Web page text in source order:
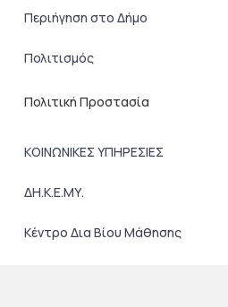
Περιήγηση στο Δήμο
Πολιτισμός
Πολιτική Προστασία
ΚΟΙΝΩΝΙΚΕΣ ΥΠΗΡΕΣΙΕΣ
ΔΗ.Κ.Ε.ΜΥ.
Κέντρο Δια Βίου Μάθησης